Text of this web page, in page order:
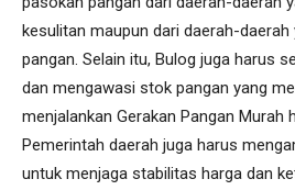
kesulitan maupun dari daerah-
pangan. Selain itu, Bulog juga harus
dan mengawasi stok pangan yang
menjalankan Gerakan Pangan Murah
Pemerintah daerah juga harus
untuk menjaga stabilitas harga dan